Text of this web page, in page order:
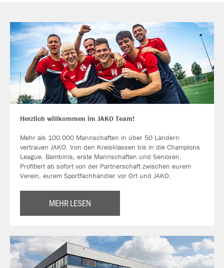
Herzlich willkommen im JAKO Team!
Mehr als 100.000 Mannschaften in über 50 Ländern
vertrauen JAKO. Von den Kreisklassen bis in die Champions
League. Bambinis, erste Mannschaften und Senioren.
Profitiert ab sofort von der Partnerschaft zwischen eurem
Verein, eurem Sportfachhändler vor Ort und JAKO.
MEHR LESEN